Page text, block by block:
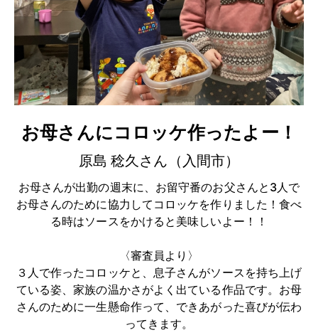
お母さんにコロッケ作ったよー！
原島 稔久さん（入間市）
お母さんが出勤の週末に、お留守番のお父さんと3人で
お母さんのために協力してコロッケを作りました！食べ
る時はソースをかけると美味しいよー！！
〈審査員より〉
３人で作ったコロッケと、息子さんがソースを持ち上げ
ている姿、家族の温かさがよく出ている作品です。お母
さんのために一生懸命作って、できあがった喜びが伝わ
ってきます。